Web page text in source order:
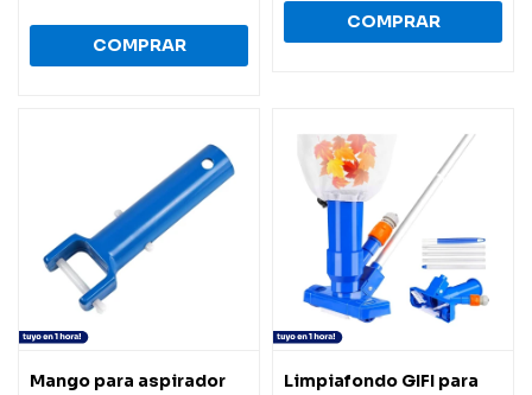
Mango para aspirador
Limpiafondo GIFI para